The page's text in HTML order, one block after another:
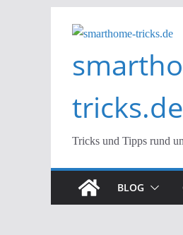
Inhalt
tricks.de
Tricks und Tipps rund
BLOG